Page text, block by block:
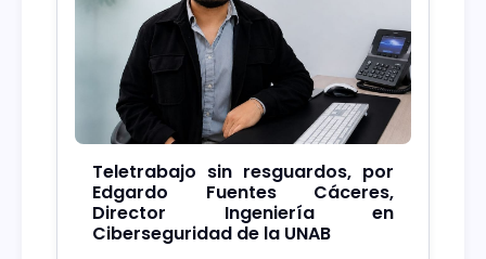
Teletrabajo sin resguardos, por
Edgardo Fuentes Cáceres,
Director Ingeniería en
Ciberseguridad de la UNAB